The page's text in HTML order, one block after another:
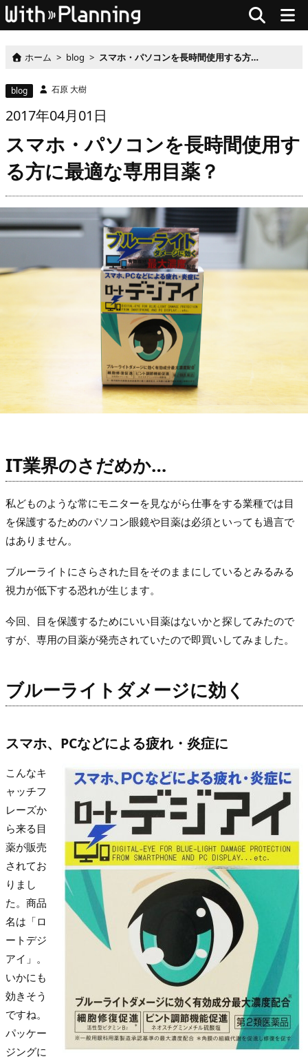
ホーム > blog > スマホ・パソコンを長時間使用する方に最適な専用目薬？
blog 石原 大樹
2017年04月01 日
スマホ・パソコンを長時間使用す
る方に最適な専用目薬？
IT業界のさだめか…
私どものような常にモニターを見ながら仕事をする業種では目
を保護するためのパソコン眼鏡や目薬は必須といっても過言で
はありません。
ブルーライトにさらされた目をそのままにしているとみるみる
視力が低下する恐れが生じます。
今回、目を保護するためにいい目薬はないかと探してみたので
すが、専用の目薬が発売されていたので即買いしてみました。
ブルーライトダメージに効く
スマホ、PCなどによる疲れ・炎症に
こんなキ
ャッチフ
レーズか
ら来る目
薬が販売
されてお
りまし
た。商品
名は「ロ
ートデジ
アイ」。
いかにも
効きそう
ですね。
パッケー
ジングに